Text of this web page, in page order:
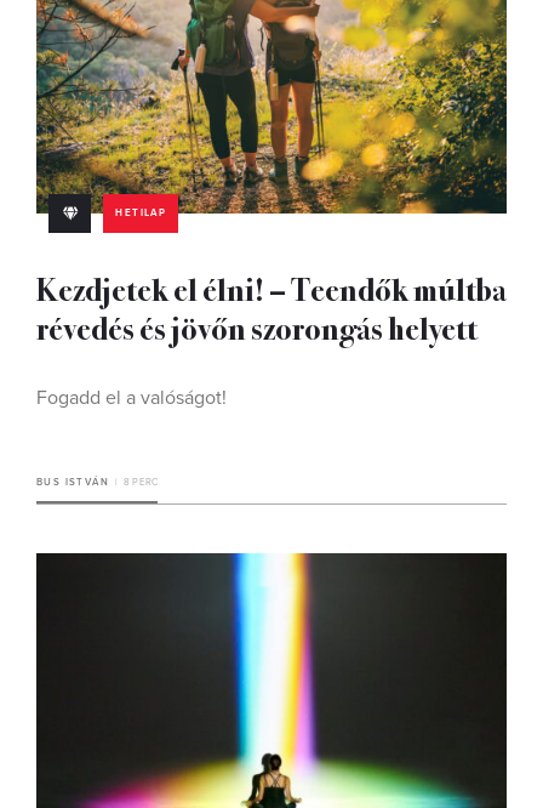
HETILAP
Kezdjetek el élni! – Teendők múltba
révedés és jövőn szorongás helyett
Fogadd el a valóságot!
BUS ISTVÁN 8 PERC